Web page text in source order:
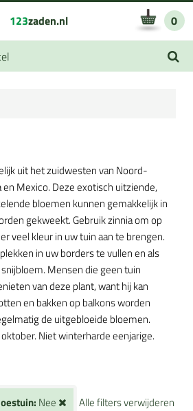
123zaden.nl 0
uit het zuidwesten van Noord-
Mexico. Deze exotisch uitziende,
bloemen kunnen gemakkelijk in
gekweekt. Gebruik zinnia om op
veel kleur in uw tuin aan te brengen.
in uw borders te vullen en als
Mensen die geen tuin
van deze plant, want hij kan
en bakken op balkons worden
de uitgebloeide bloemen.
Niet winterharde eenjarige.
Nee Alle filters verwijderen